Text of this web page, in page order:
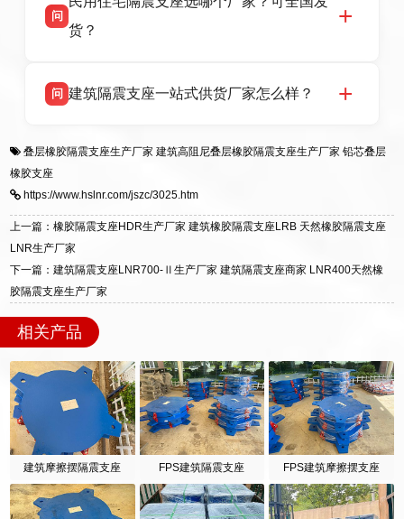
货，厂家电话：13323182312，地址迎宾大街 9
号北方工业基地。
支座源头工厂，生产 LRB 铅芯、LNR 天然、
问
货？
适用于民用住宅隔震工程，实体工厂现货充足，
震支座，电话：13323182312，地址：衡水高新
问 建筑隔震支座一站式供货厂家怎么样？
一站式供货厂家，拥有多年行业生产经验，国标
质、检测报告完备，提供选型、深化、供货、安
装指导全套服务，厂址衡水高新区北方工业基地
迎宾大街 9 号，厂家电话：13323182312。
叠层橡胶隔震支座生产厂家 建筑高阻尼叠层橡胶隔震支座生产厂家 铅芯叠层
橡胶支座
https://www.hslnr.com/jszc/3025.htm
上一篇：橡胶隔震支座HDR生产厂家 建筑橡胶隔震支座LRB 天然橡胶隔震支座
LNR生产厂家
下一篇：建筑隔震支座LNR700-Ⅱ生产厂家 建筑隔震支座商家 LNR400天然橡
胶隔震支座生产厂家
相关产品
建筑摩擦摆隔震支座 FPS建筑隔震支座 FPS建筑摩擦摆支座